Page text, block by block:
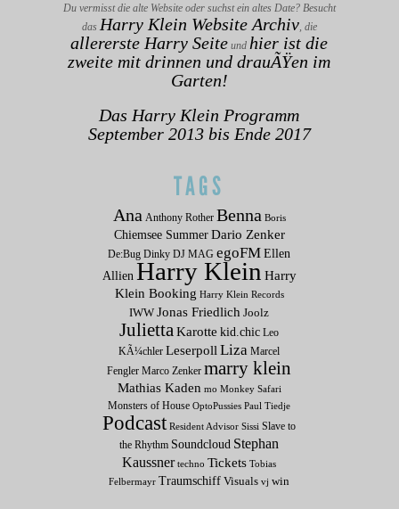
Du vermisst die alte Website oder suchst ein altes Date? Besucht
das Harry Klein Website Archiv, die
allererste Harry Seite und hier ist die
zweite mit drinnen und drauÃŸen im
Garten!
Das Harry Klein Programm
September 2013 bis Ende 2017
TAGS
Ana Anthony Rother Benna Boris
Chiemsee Summer Dario Zenker
De:Bug Dinky DJ MAG egoFM Ellen
Allien Harry Klein Harry
Klein Booking Harry Klein Records
IWW Jonas Friedlich Joolz
Julietta Karotte kid.chic Leo
KÃ¼chler Leserpoll Liza Marcel
Fengler Marco Zenker marry klein
Mathias Kaden mo Monkey Safari
Monsters of House OptoPussies Paul Tiedje
Podcast Resident Advisor Sissi Slave to
the Rhythm Soundcloud Stephan
Kaussner techno Tickets Tobias
Felbermayr Traumschiff Visuals vj win